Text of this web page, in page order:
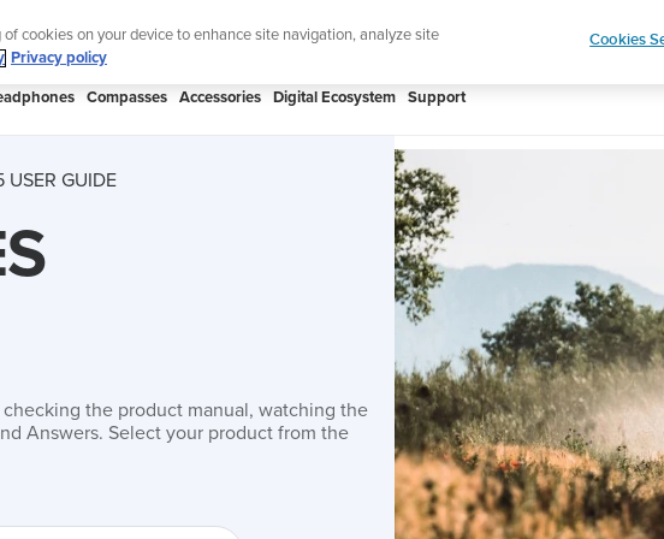
Lightweight sports watch designed for runners Shop
Compasses Accessories Digital Ecosystem Support
USER GUIDE
the product manual, watching the
Answers. Select your product from the
cookies on your device to enhance site navigation, analyze site
Privacy policy
Cookies